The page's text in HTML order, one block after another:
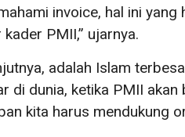
invoice, hal ini yang
PMII,” ujarnya.
adalah Islam
di dunia, ketika PMII akan
kita harus mendukung